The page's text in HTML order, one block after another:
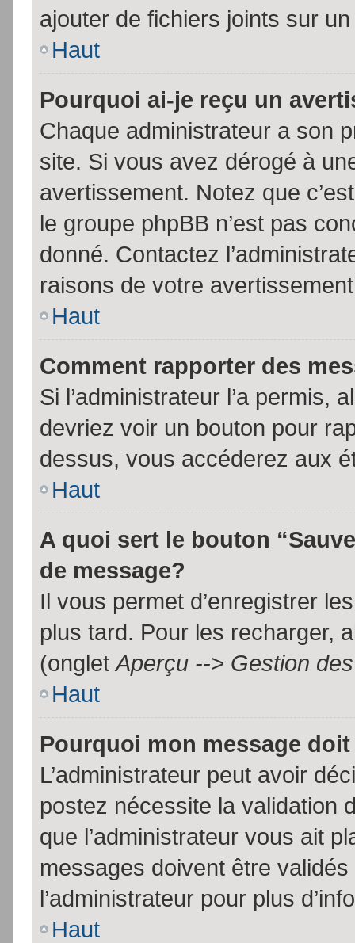
ajouter de fichiers joints sur
Haut
Pourquoi ai-je reçu un
Chaque administrateur a son
site. Si vous avez dérogé à
avertissement. Notez que
le groupe phpBB n’est pas
donné. Contactez
raisons de votre
Haut
Comment rapporter des
Si l’administrateur l’a permis,
devriez voir un bouton pour
dessus, vous accéderez aux
Haut
A quoi sert le bouton
de message?
Il vous permet d’enregistrer
plus tard. Pour les recharger,
(ongletAperçu --> Gestion
Haut
Pourquoi mon message
L’administrateur peut avoir
postez nécessite la validation
que l’administrateur vous ait
messages doivent être
l’administrateur pour plus
Haut